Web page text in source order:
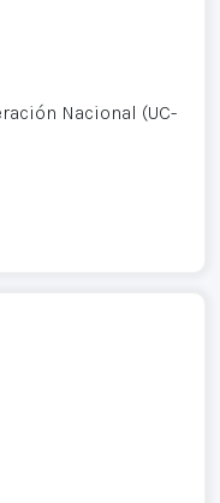
Nacional (UC-